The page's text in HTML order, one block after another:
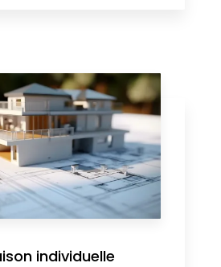
individuelle